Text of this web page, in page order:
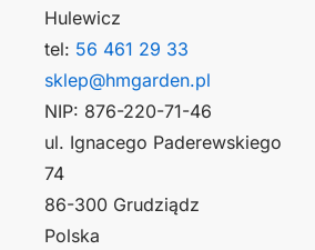
Hulewicz
tel: 56 461 29 33
sklep@hmgarden.pl
NIP: 876-220-71-46
ul. Ignacego Paderewskiego
74
86-300 Grudziądz
Polska